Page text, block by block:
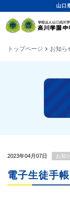
山口
トップページ お知ら
2023年04月07日 お知
電子生徒手帳